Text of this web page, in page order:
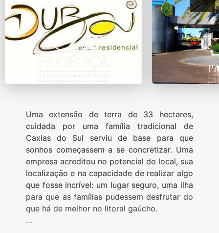
Uma extensão de terra de 33 hectares,
cuidada por uma família tradicional de
Caxias do Sul serviu de base para que
sonhos começassem a se concretizar. Uma
empresa acreditou no potencial do local, sua
localização e na capacidade de realizar algo
que fosse incrível: um lugar seguro, uma ilha
para que as famílias pudessem desfrutar do
que há de melhor no litoral gaúcho.